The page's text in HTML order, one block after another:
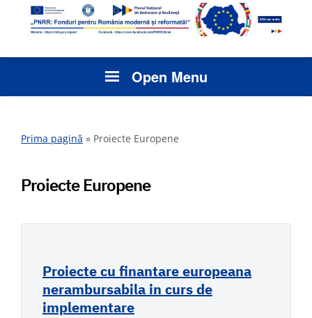
Open Menu
Prima pagină » Proiecte Europene
Proiecte Europene
Proiecte cu finantare europeana
nerambursabila in curs de
implementare